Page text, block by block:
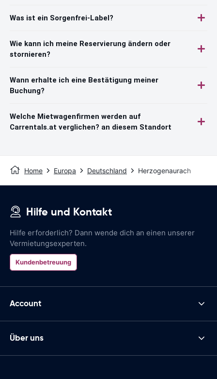
Was ist ein Sorgenfrei-Label?
Wie kann ich meine Reservierung ändern oder
stornieren?
Wann erhalte ich eine Bestätigung meiner
Buchung?
Welche Mietwagenfirmen werden auf
Carrentals.at verglichen? an diesem Standort
Home Europa Deutschland Herzogenaurach
Hilfe und Kontakt
Hilfe erforderlich? Dann wende dich an einen unserer
Vermietungsexperten.
Kundenbetreuung
Account
Über uns